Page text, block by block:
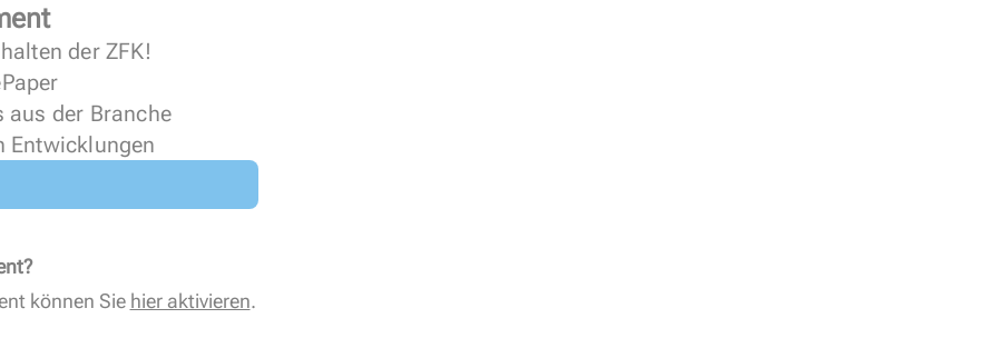
der ZFK!
der Branche
Entwicklungen
können Sie hier aktivieren.